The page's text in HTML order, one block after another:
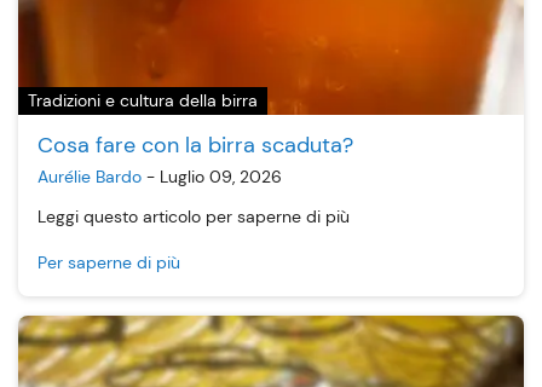
Tradizioni e cultura della birra
Cosa fare con la birra scaduta?
Aurélie Bardo - Luglio 09, 2026
Leggi questo articolo per saperne di più
Per saperne di più